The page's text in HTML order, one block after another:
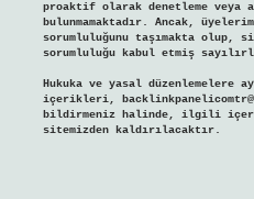
proaktif olarak denetleme veya
bulunmamaktadır. Ancak,
sorumluluğunu taşımakta olup,
sorumluluğu kabul etmiş
Hukuka ve yasal düzenlemelere
içerikleri,
bildirmeniz halinde, ilgili
sitemizden kaldırılacaktır.